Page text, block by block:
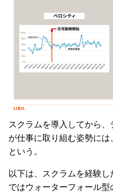
スクラムを導入してから
が仕事に取り組む姿勢に
という。
以下は、スクラムを経験
ではウォーターフォール